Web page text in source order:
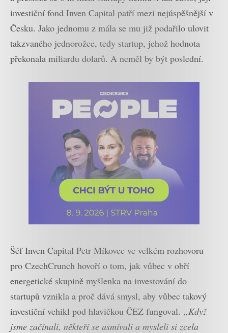
investiční fond Inven Capital patří mezi nejúspěšnější v
Česku. Jako jednomu z mála se mu již podařilo ulovit
takzvaného jednorožce, tedy startup, jehož hodnota
překonala miliardu dolarů. A neměl by být poslední.
Šéf Inven Capital Petr Míkovec ve velkém rozhovoru
pro CzechCrunch hovoří o tom, jak vůbec v obří
energetické skupině myšlenka na investování do
startupů vznikla a proč dává smysl, aby vůbec takový
investiční vehikl pod hlavičkou ČEZ fungoval. „Když
jsme začínali, někteří se usmívali a mysleli si zcela